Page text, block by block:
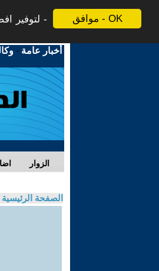
موافق - OK
لتوفير
أخبار عامة -
الزوار
الصفحة الرئيسية